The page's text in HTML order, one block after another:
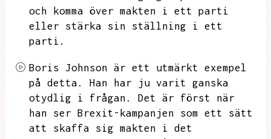
och komma över makten i ett parti
eller stärka sin ställning i ett
parti.
Boris Johnson är ett utmärkt exempel
på detta.
Han har ju varit ganska
otydlig i frågan.
Det är först när
han ser Brexit-kampanjen som ett sätt
att skaffa sig makten i det